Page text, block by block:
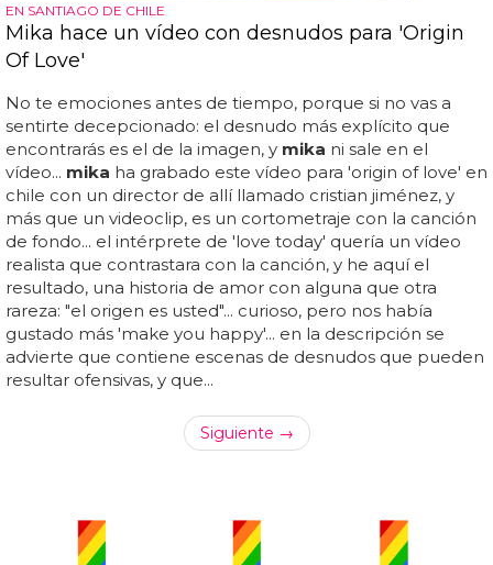
EN SANTIAGO DE CHILE
Mika hace un vídeo con desnudos para 'Origin
Of Love'
No te emociones antes de tiempo, porque si no vas a
sentirte decepcionado: el desnudo más explícito que
encontrarás es el de la imagen, y mika ni sale en el
vídeo... mika ha grabado este vídeo para 'origin of love' en
chile con un director de allí llamado cristian jiménez, y
más que un videoclip, es un cortometraje con la canción
de fondo... el intérprete de 'love today' quería un vídeo
realista que contrastara con la canción, y he aquí el
resultado, una historia de amor con alguna que otra
rareza: "el origen es usted"... curioso, pero nos había
gustado más 'make you happy'... en la descripción se
advierte que contiene escenas de desnudos que pueden
resultar ofensivas, y que...
Siguiente →